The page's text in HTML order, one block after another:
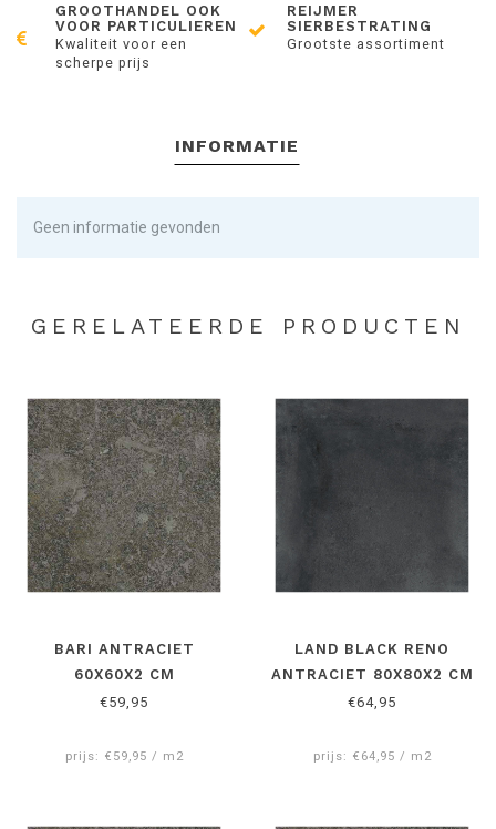
GROOTHANDEL OOK
VOOR PARTICULIEREN
Kwaliteit voor een
scherpe prijs
REIJMER
SIERBESTRATING
Grootste assortiment
INFORMATIE
Geen informatie gevonden
GERELATEERDE PRODUCTEN
BARI ANTRACIET
60X60X2 CM
€59,95
prijs: €59,95 / m2
LAND BLACK RENO
ANTRACIET 80X80X2 CM
€64,95
prijs: €64,95 / m2